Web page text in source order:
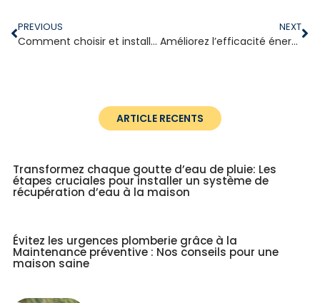
PREVIOUS
Comment choisir et installer un filtre à eau pour votre maison ?
NEXT
Améliorez l’efficacité énergétique: Isolation de tuyaux 101
ARTICLE RECENTS
Transformez chaque goutte d’eau de pluie: Les
étapes cruciales pour installer un système de
récupération d’eau à la maison
Évitez les urgences plomberie grâce à la
Maintenance préventive : Nos conseils pour une
maison saine